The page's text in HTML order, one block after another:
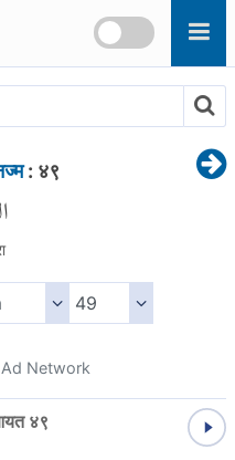
: ४९
Network
४९